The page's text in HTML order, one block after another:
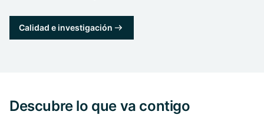
Calidad e investigación
Descubre lo que va contigo